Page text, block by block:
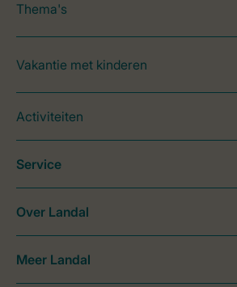
Thema's
Vakantie met kinderen
Activiteiten
Service
Over Landal
Meer Landal